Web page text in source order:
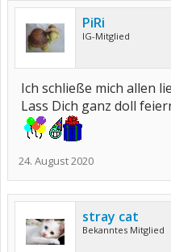
PiRi
IG-Mitglied
Ich schließe mich allen
Lass Dich ganz doll
24. August 2020
stray cat
Bekanntes Mitglied